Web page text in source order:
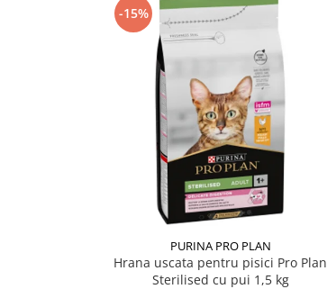
-15%
PURINA PRO PLAN
Hrana uscata pentru pisici Pro Plan
Sterilised cu pui 1,5 kg